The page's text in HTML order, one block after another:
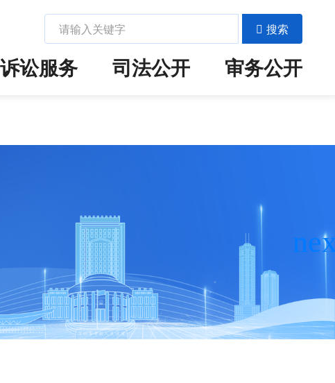
搜索
诉讼服务 司法公开 审务公开